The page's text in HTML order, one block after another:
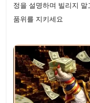
정을 설명하며 빌리지
품위를 지키세요